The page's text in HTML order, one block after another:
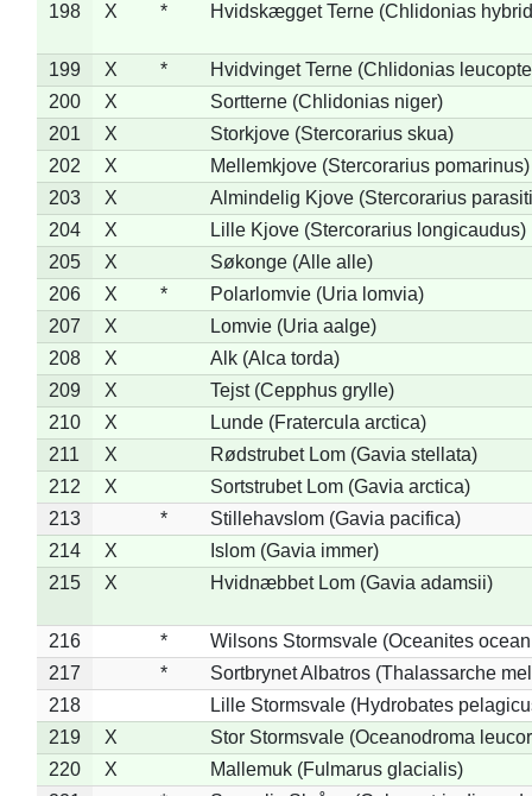
198
X * Hvidskægget Terne (Chlidonias
199 X *
Hvidvinget Terne (Chlidonias
200
X
Sortterne (Chlidonias niger)
201
X
Storkjove (Stercorarius skua)
202
X
Mellemkjove (Stercorarius pomarinus)
203
X
Almindelig Kjove (Stercorarius
204
X
Lille Kjove (Stercorarius longicaudus)
205
X
Søkonge (Alle alle)
206
X *
Polarlomvie (Uria lomvia)
207
X
Lomvie (Uria aalge)
208
X
Alk (Alca torda)
209
X
Tejst (Cepphus grylle)
210
X
Lunde (Fratercula arctica)
211
X
Rødstrubet Lom (Gavia stellata)
212
X
Sortstrubet Lom (Gavia arctica)
213
*
Stillehavslom (Gavia pacifica)
214
X
Islom (Gavia immer)
215
X Hvidnæbbet Lom (Gavia adamsii)
216 *
Wilsons Stormsvale (Oceanites
217
*
Sortbrynet Albatros (Thalassarche
218
Lille Stormsvale (Hydrobates
219
X
Stor Stormsvale (Oceanodroma
220
X
Mallemuk (Fulmarus glacialis)